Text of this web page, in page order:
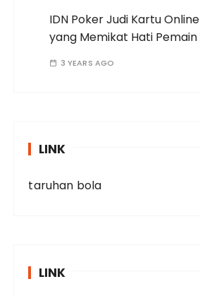
IDN Poker Judi Kartu Online
yang Memikat Hati Pemain
3 YEARS AGO
LINK
taruhan bola
LINK